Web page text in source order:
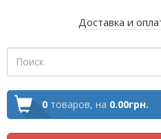
Доставка и
0 товаров, на 0.00грн.